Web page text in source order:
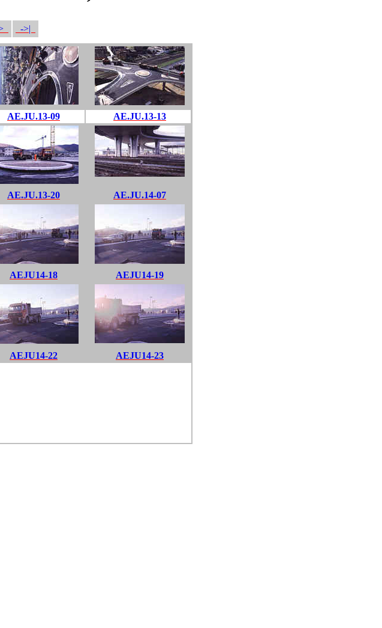
->|
AE.JU.13-09 AE.JU.13-13
AE.JU.13-20 AE.JU.14-07
AEJU14-18 AEJU14-19
AEJU14-22 AEJU14-23